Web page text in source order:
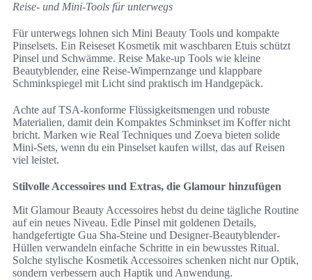
Reise- und Mini-Tools für unterwegs
Für unterwegs lohnen sich Mini Beauty Tools und kompakte
Pinselsets. Ein Reiseset Kosmetik mit waschbaren Etuis schützt
Pinsel und Schwämme. Reise Make-up Tools wie kleine
Beautyblender, eine Reise-Wimpernzange und klappbare
Schminkspiegel mit Licht sind praktisch im Handgepäck.
Achte auf TSA-konforme Flüssigkeitsmengen und robuste
Materialien, damit dein Kompaktes Schminkset im Koffer nicht
bricht. Marken wie Real Techniques und Zoeva bieten solide
Mini-Sets, wenn du ein Pinselset kaufen willst, das auf Reisen
viel leistet.
Stilvolle Accessoires und Extras, die Glamour hinzufügen
Mit Glamour Beauty Accessoires hebst du deine tägliche Routine
auf ein neues Niveau. Edle Pinsel mit goldenen Details,
handgefertigte Gua Sha-Steine und Designer-Beautyblender-
Hüllen verwandeln einfache Schritte in ein bewusstes Ritual.
Solche stylische Kosmetik Accessoires schenken nicht nur Optik,
sondern verbessern auch Haptik und Anwendung.